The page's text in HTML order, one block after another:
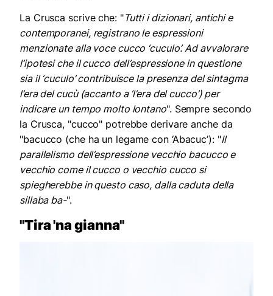
La Crusca scrive che: "Tutti i dizionari, antichi e
contemporanei, registrano le espressioni
menzionate alla voce cucco ‘cuculo’. Ad avvalorare
l’ipotesi che il cucco dell’espressione in questione
sia il ‘cuculo’ contribuisce la presenza del sintagma
l’era del cucù (accanto a ‘l’era del cucco’) per
indicare un tempo molto lontano". Sempre secondo
la Crusca, "cucco" potrebbe derivare anche da
"bacucco (che ha un legame con ‘Abacuc’): "Il
parallelismo dell’espressione vecchio bacucco e
vecchio come il cucco o vecchio cucco si
spiegherebbe in questo caso, dalla caduta della
sillaba ba-".
"Tira 'na gianna"